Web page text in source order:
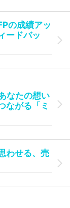
の成績アッ
ードバッ
なたの想い
ながる「ミ
わせる、売